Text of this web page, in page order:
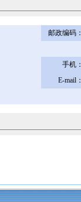
邮政编码：
手机：
E-mail：